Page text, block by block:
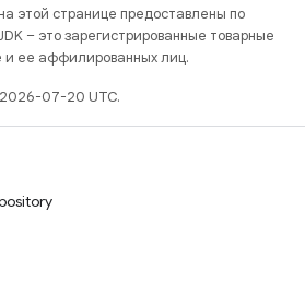
этой странице предоставлены по
– это зарегистрированные товарные
и ее аффилированных лиц.
07-20 UTC.